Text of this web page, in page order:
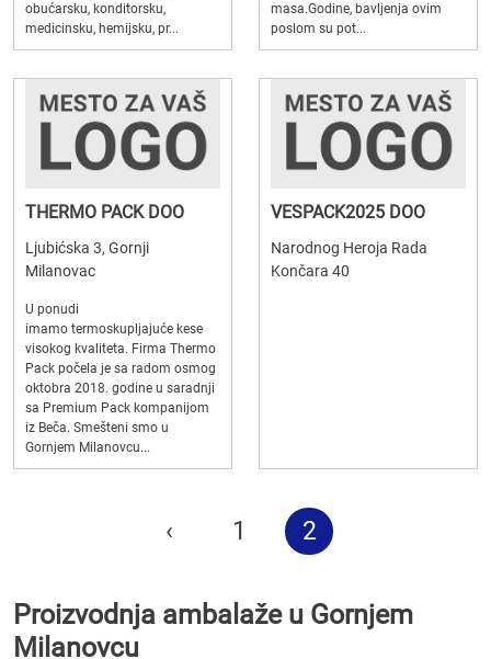
obućarsku, konditorsku,
medicinsku, hemijsku, pr...
masa.Godine, bavljenja ovim
poslom su pot...
THERMO PACK DOO
Ljubićska 3, Gornji
Milanovac
U ponudi
imamo termoskupljajuće kese
visokog kvaliteta. Firma Thermo
Pack počela je sa radom osmog
oktobra 2018. godine u saradnji
sa Premium Pack kompanijom
iz Beča. Smešteni smo u
Gornjem Milanovcu...
VESPACK2025 DOO
Narodnog Heroja Rada
Končara 40
‹ 1 2
Proizvodnja ambalaže u Gornjem
Milanovcu